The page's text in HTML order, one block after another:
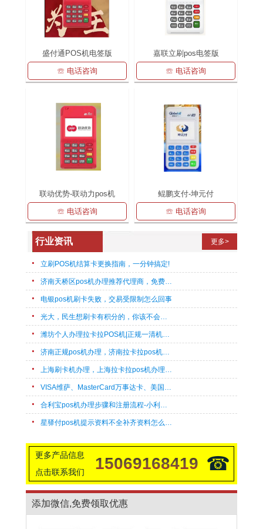
盛付通POS机电签版
☏ 电话咨询
嘉联立刷pos电签版
☏ 电话咨询
联动优势-联动力pos机
☏ 电话咨询
鲲鹏支付-坤元付
☏ 电话咨询
行业资讯 更多>
立刷POS机结算卡更换指南，一分钟搞定!
济南天桥区pos机办理推荐代理商，免费上门办理刷卡机！
电银pos机刷卡失败，交易受限制怎么回事
光大，民生想刷卡有积分的，你该不会不知这几款POS机带积分吧?
潍坊个人办理拉卡拉POS机|正规一清机速办
济南正规pos机办理，济南拉卡拉pos机上门办理流程
上海刷卡机办理，上海拉卡拉pos机办理，快速申请
VISA维萨、MasterCard万事达卡、美国运通卡、外币卡POS机刷卡pos机开通支持机型汇总
合利宝pos机办理步骤和注册流程-小利有客
星驿付pos机提示资料不全补齐资料怎么回事
更多产品信息
点击联系我们
15069168419 ☎
添加微信,免费领取优惠